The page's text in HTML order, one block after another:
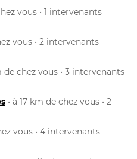
vous • 1 intervenants
vous • 2 intervenants
de chez vous • 3 intervenants
• à 17 km de chez vous • 2
vous • 4 intervenants